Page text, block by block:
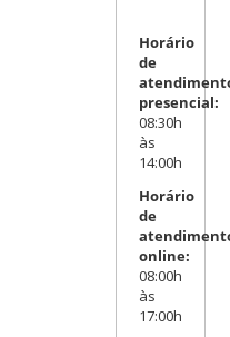
Horário
de
presencial:
08:30h
às
14:00h
Horário
de
online:
08:00h
às
17:00h